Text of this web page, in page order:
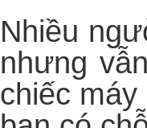
Nhiều
nhưng
chiếc